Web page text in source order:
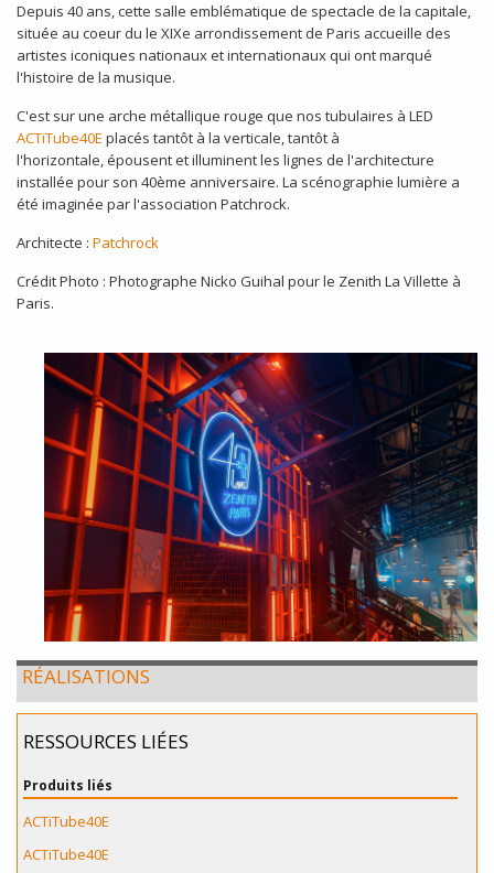
Depuis 40 ans, cette salle emblématique de spectacle de la capitale,
située au coeur du le XIXe arrondissement de Paris accueille des
artistes iconiques nationaux et internationaux qui ont marqué
l'histoire de la musique.
C'est sur une arche métallique rouge que nos tubulaires à LED
ACTiTube40E placés tantôt à la verticale, tantôt à
l'horizontale, épousent et illuminent les lignes de l'architecture
installée pour son 40ème anniversaire. La scénographie lumière a
été imaginée par l'association Patchrock.
Architecte : Patchrock
Crédit Photo : Photographe Nicko Guihal pour le Zenith La Villette à
Paris.
RÉALISATIONS
RESSOURCES LIÉES
Produits liés
ACTiTube40E
ACTiTube40E